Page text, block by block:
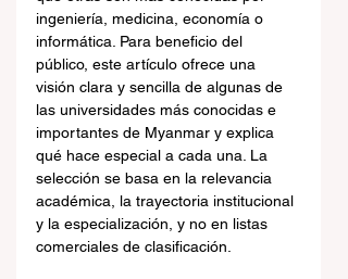
ingeniería, medicina, economía o
informática. Para beneficio del
público, este artículo ofrece una
visión clara y sencilla de algunas de
las universidades más conocidas e
importantes de Myanmar y explica
qué hace especial a cada una. La
selección se basa en la relevancia
académica, la trayectoria institucional
y la especialización, y no en listas
comerciales de clasificación.